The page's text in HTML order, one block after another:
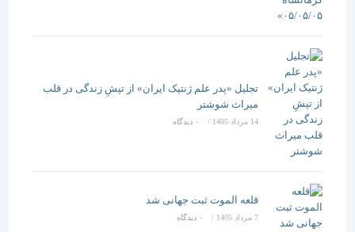
تجلیل «پدر علم ژنتیک ایران» از تپشِ زندگی در قلب
میراث شوشتر
14 مرداد 1405 / ۰ دیدگاه
قلعه الموت ثبت جهانی شد
/ ۰ دیدگاه